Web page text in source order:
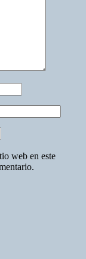
web en este